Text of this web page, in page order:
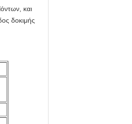
και
δοκιμής